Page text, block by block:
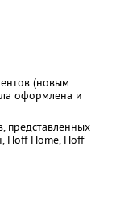
(новым
оформлена и
представленных
Hoff Home, Hoff